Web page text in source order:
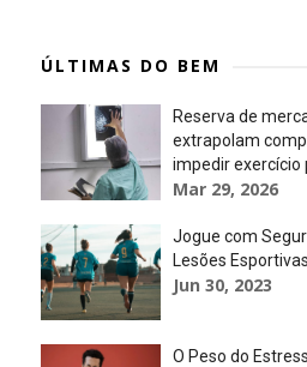
ÚLTIMAS DO BEM
Reserva de
extrapolam
impedir exercício
Mar 29, 2026
Jogue com
Lesões Esportivas
Jun 30, 2023
O Peso do